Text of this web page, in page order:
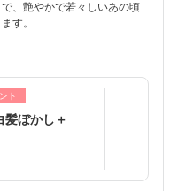
、艶やかで若々しいあの頃
す。
ト
髪ぼかし＋